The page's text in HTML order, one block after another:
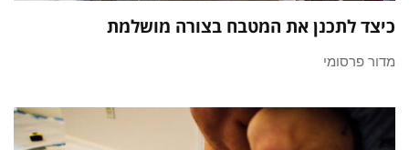
כיצד לתכנן את המטבח בצורה מושלמת
מדור פרסומי